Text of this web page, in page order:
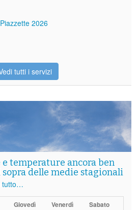
2026
tutti i servizi
e temperature ancora ben
sopra delle medie stagionali
tutto…
Giovedì Venerdì Sabato